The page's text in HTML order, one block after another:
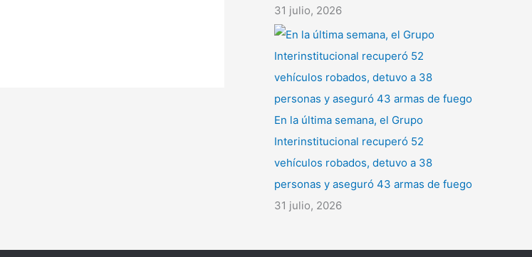
31 julio, 2026
En la última semana, el Grupo
Interinstitucional recuperó 52
vehículos robados, detuvo a 38
personas y aseguró 43 armas de fuego
31 julio, 2026